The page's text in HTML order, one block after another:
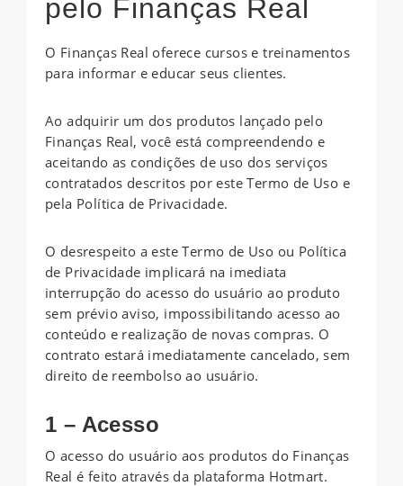
pelo Finanças Real
O Finanças Real oferece cursos e treinamentos
para informar e educar seus clientes.
Ao adquirir um dos produtos lançado pelo
Finanças Real, você está compreendendo e
aceitando as condições de uso dos serviços
contratados descritos por este Termo de Uso e
pela Política de Privacidade.
O desrespeito a este Termo de Uso ou Política
de Privacidade implicará na imediata
interrupção do acesso do usuário ao produto
sem prévio aviso, impossibilitando acesso ao
conteúdo e realização de novas compras. O
contrato estará imediatamente cancelado, sem
direito de reembolso ao usuário.
1 – Acesso
O acesso do usuário aos produtos do Finanças
Real é feito através da plataforma Hotmart.